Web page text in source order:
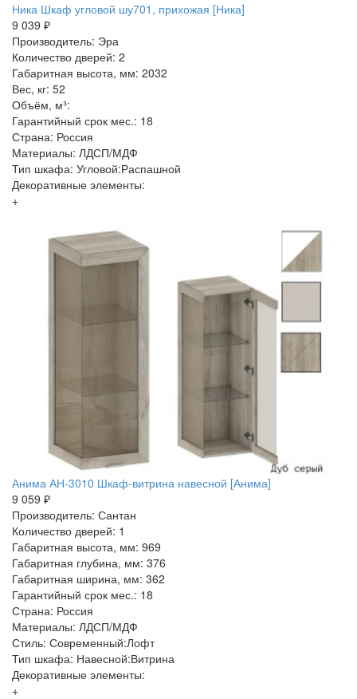
Ника Шкаф угловой шу701, прихожая [Ника]
9 039 ₽
Производитель: Эра
Количество дверей: 2
Габаритная высота, мм: 2032
Вес, кг: 52
Объём, м³:
Гарантийный срок мес.: 18
Страна: Россия
Материалы: ЛДСП/МДФ
Тип шкафа: Угловой:Распашной
Декоративные элементы:
+
Анима АН-3010 Шкаф-витрина навесной [Анима]
9 059 ₽
Производитель: Сантан
Количество дверей: 1
Габаритная высота, мм: 969
Габаритная глубина, мм: 376
Габаритная ширина, мм: 362
Гарантийный срок мес.: 18
Страна: Россия
Материалы: ЛДСП/МДФ
Стиль: Современный:Лофт
Тип шкафа: Навесной:Витрина
Декоративные элементы:
+